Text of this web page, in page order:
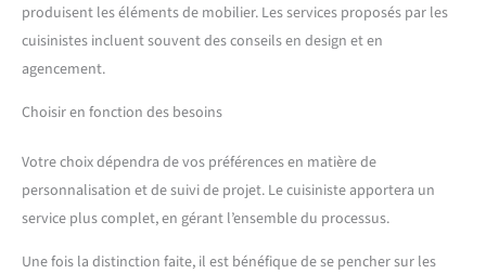
produisent les éléments de mobilier. Les services proposés par les
cuisinistes incluent souvent des conseils en design et en
agencement.
Choisir en fonction des besoins
Votre choix dépendra de vos préférences en matière de
personnalisation et de suivi de projet. Le cuisiniste apportera un
service plus complet, en gérant l’ensemble du processus.
Une fois la distinction faite, il est bénéfique de se pencher sur les